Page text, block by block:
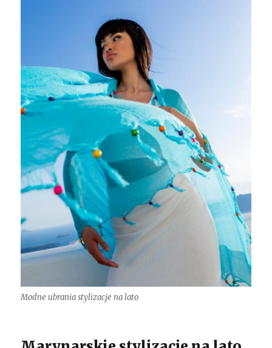
Modne ubrania stylizacje na lato